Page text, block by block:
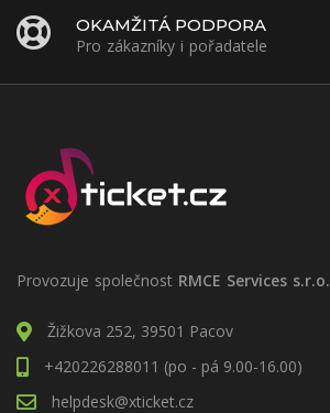
OKAMŽITÁ PODPORA
Pro zákazníky i pořadatele
Provozuje společnost RMCE Services s.r.o.
Žižkova 252, 39501 Pacov
+420226288011 (po - pá 9.00-16.00)
helpdesk@xticket.cz